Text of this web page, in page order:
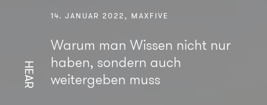
HEAR
14. JANUAR 2022, MAXFIVE
Warum man Wissen nicht nur
haben, sondern auch
weitergeben muss